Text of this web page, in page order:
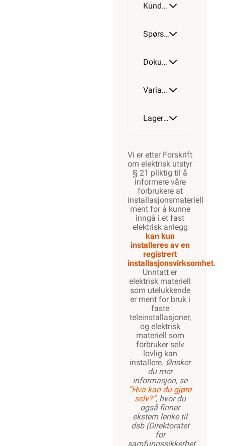
Kundeomtale
Spørsmål og svar
Dokumentasjon
Varianter av artikkel
Lagerstatus
Vi er etter Forskrift
om elektrisk utstyr
§ 21 pliktig til å
informere våre
forbrukere at
installasjonsmateriell
ment for å kunne
inngå i et fast
elektrisk anlegg
kan kun
installeres av en
registrert
installasjonsvirksomhet.
Unntatt er
elektrisk materiell
som utelukkende
er ment for bruk i
faste
teleinstallasjoner,
og elektrisk
materiell som
forbruker selv
lovlig kan
installere. Ønsker
du mer
informasjon, se
”Hva kan du gjøre
selv?”, hvor du
også finner
ekstern lenke til
dsb (Direktoratet
for
samfunnssikkerhet